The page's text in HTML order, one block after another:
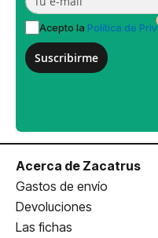
Acepto la Política de
Suscribirme
Acerca de Zacatrus
Gastos de envío
Devoluciones
Las fichas